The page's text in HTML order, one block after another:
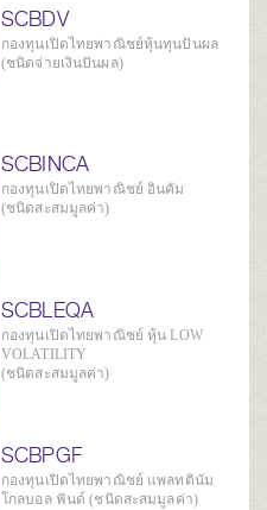
SCBDV
กองทุนเปิดไทยพาณิชย์หุ้นทุนปันผล
(ชนิดจ่ายเงินปันผล)
SCBINCA
กองทุนเปิดไทยพาณิชย์ อินคัม
(ชนิดสะสมมูลค่า)
SCBLEQA
กองทุนเปิดไทยพาณิชย์ หุ้น LOW
VOLATILITY
(ชนิดสะสมมูลค่า)
SCBPGF
กองทุนเปิดไทยพาณิชย์ แพลทตินัม
โกลบอล ฟันด์ (ชนิดสะสมมูลค่า)